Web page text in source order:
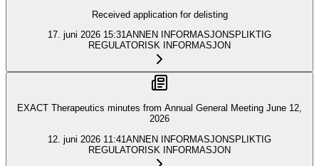
Received application for delisting
17. juni 2026 15:31ANNEN INFORMASJONSPLIKTIG
REGULATORISK INFORMASJON
EXACT Therapeutics minutes from Annual General Meeting June 12,
2026
12. juni 2026 11:41 ANNEN INFORMASJONSPLIKTIG
REGULATORISK INFORMASJON